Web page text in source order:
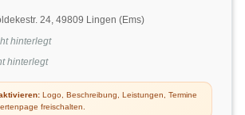
24, 49809 Lingen (Ems)
hinterlegt
hinterlegt
Logo, Beschreibung, Leistungen, Termine
freischalten.